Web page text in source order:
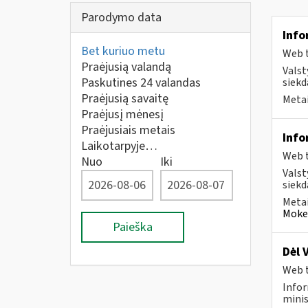
Parodymo data
Bet kuriuo metu
Praėjusią valandą
Paskutines 24 valandas
Praėjusią savaitę
Praėjusį mėnesį
Praėjusiais metais
Laikotarpyje…
Nuo
Iki
Paieška
Web
Web
Dėl
Web